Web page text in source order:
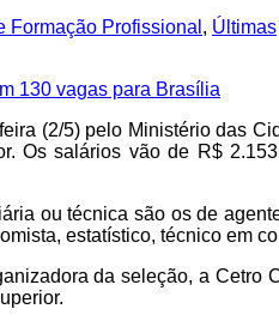
Formação Profissional , Últimas
(2/5) pelo Ministério das
Os salários vão de R$
ou técnica são os de
estatístico, técnico em
da seleção, a Cetro